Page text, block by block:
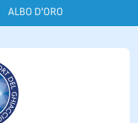
ALBO D'ORO